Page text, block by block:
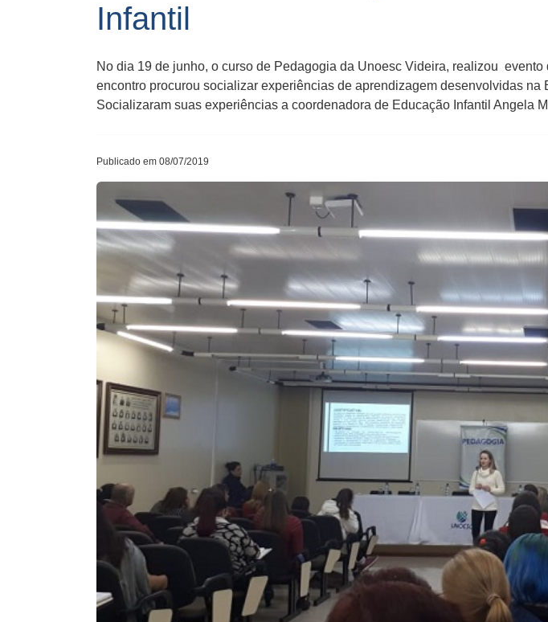
Infantil
No dia 19 de junho, o curso de Pedagogia da Unoesc Videira, realizou
encontro procurou socializar experiências de aprendizagem desenvolvidas
Socializaram suas experiências a coordenadora de Educação Infantil Angela
Publicado em 08/07/2019